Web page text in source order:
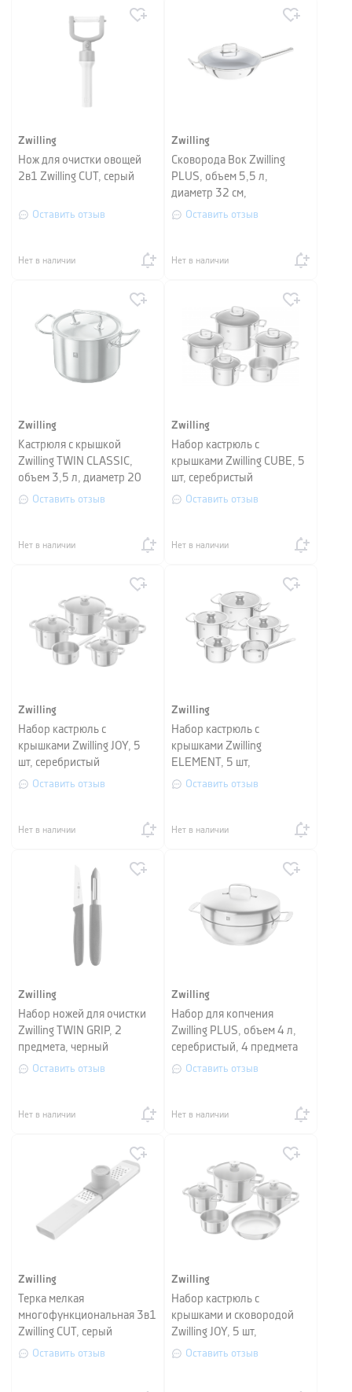
Zwilling
Нож для очистки овощей
2в1 Zwilling CUT, серый
Оставить отзыв
Нет в наличии
Zwilling
Сковорода Вок Zwilling
PLUS, объем 5,5 л,
диаметр 32 см,
серебристый
Оставить отзыв
Нет в наличии
Zwilling
Кастрюля с крышкой
Zwilling TWIN CLASSIC,
объем 3,5 л, диаметр 20
см, серебристый
Оставить отзыв
Нет в наличии
Zwilling
Набор кастрюль с
крышками Zwilling CUBE, 5
шт, серебристый
Оставить отзыв
Нет в наличии
Zwilling
Набор кастрюль с
крышками Zwilling JOY, 5
шт, серебристый
Оставить отзыв
Нет в наличии
Zwilling
Набор кастрюль с
крышками Zwilling
ELEMENT, 5 шт,
серебристый
Оставить отзыв
Нет в наличии
Zwilling
Набор ножей для очистки
Zwilling TWIN GRIP, 2
предмета, черный
Оставить отзыв
Нет в наличии
Zwilling
Набор для копчения
Zwilling PLUS, объем 4 л,
серебристый, 4 предмета
Оставить отзыв
Нет в наличии
Zwilling
Терка мелкая
многофункциональная 3в1
Zwilling CUT, серый
Оставить отзыв
Zwilling
Набор кастрюль с
крышками и сковородой
Zwilling JOY, 5 шт,
серебристый
Оставить отзыв